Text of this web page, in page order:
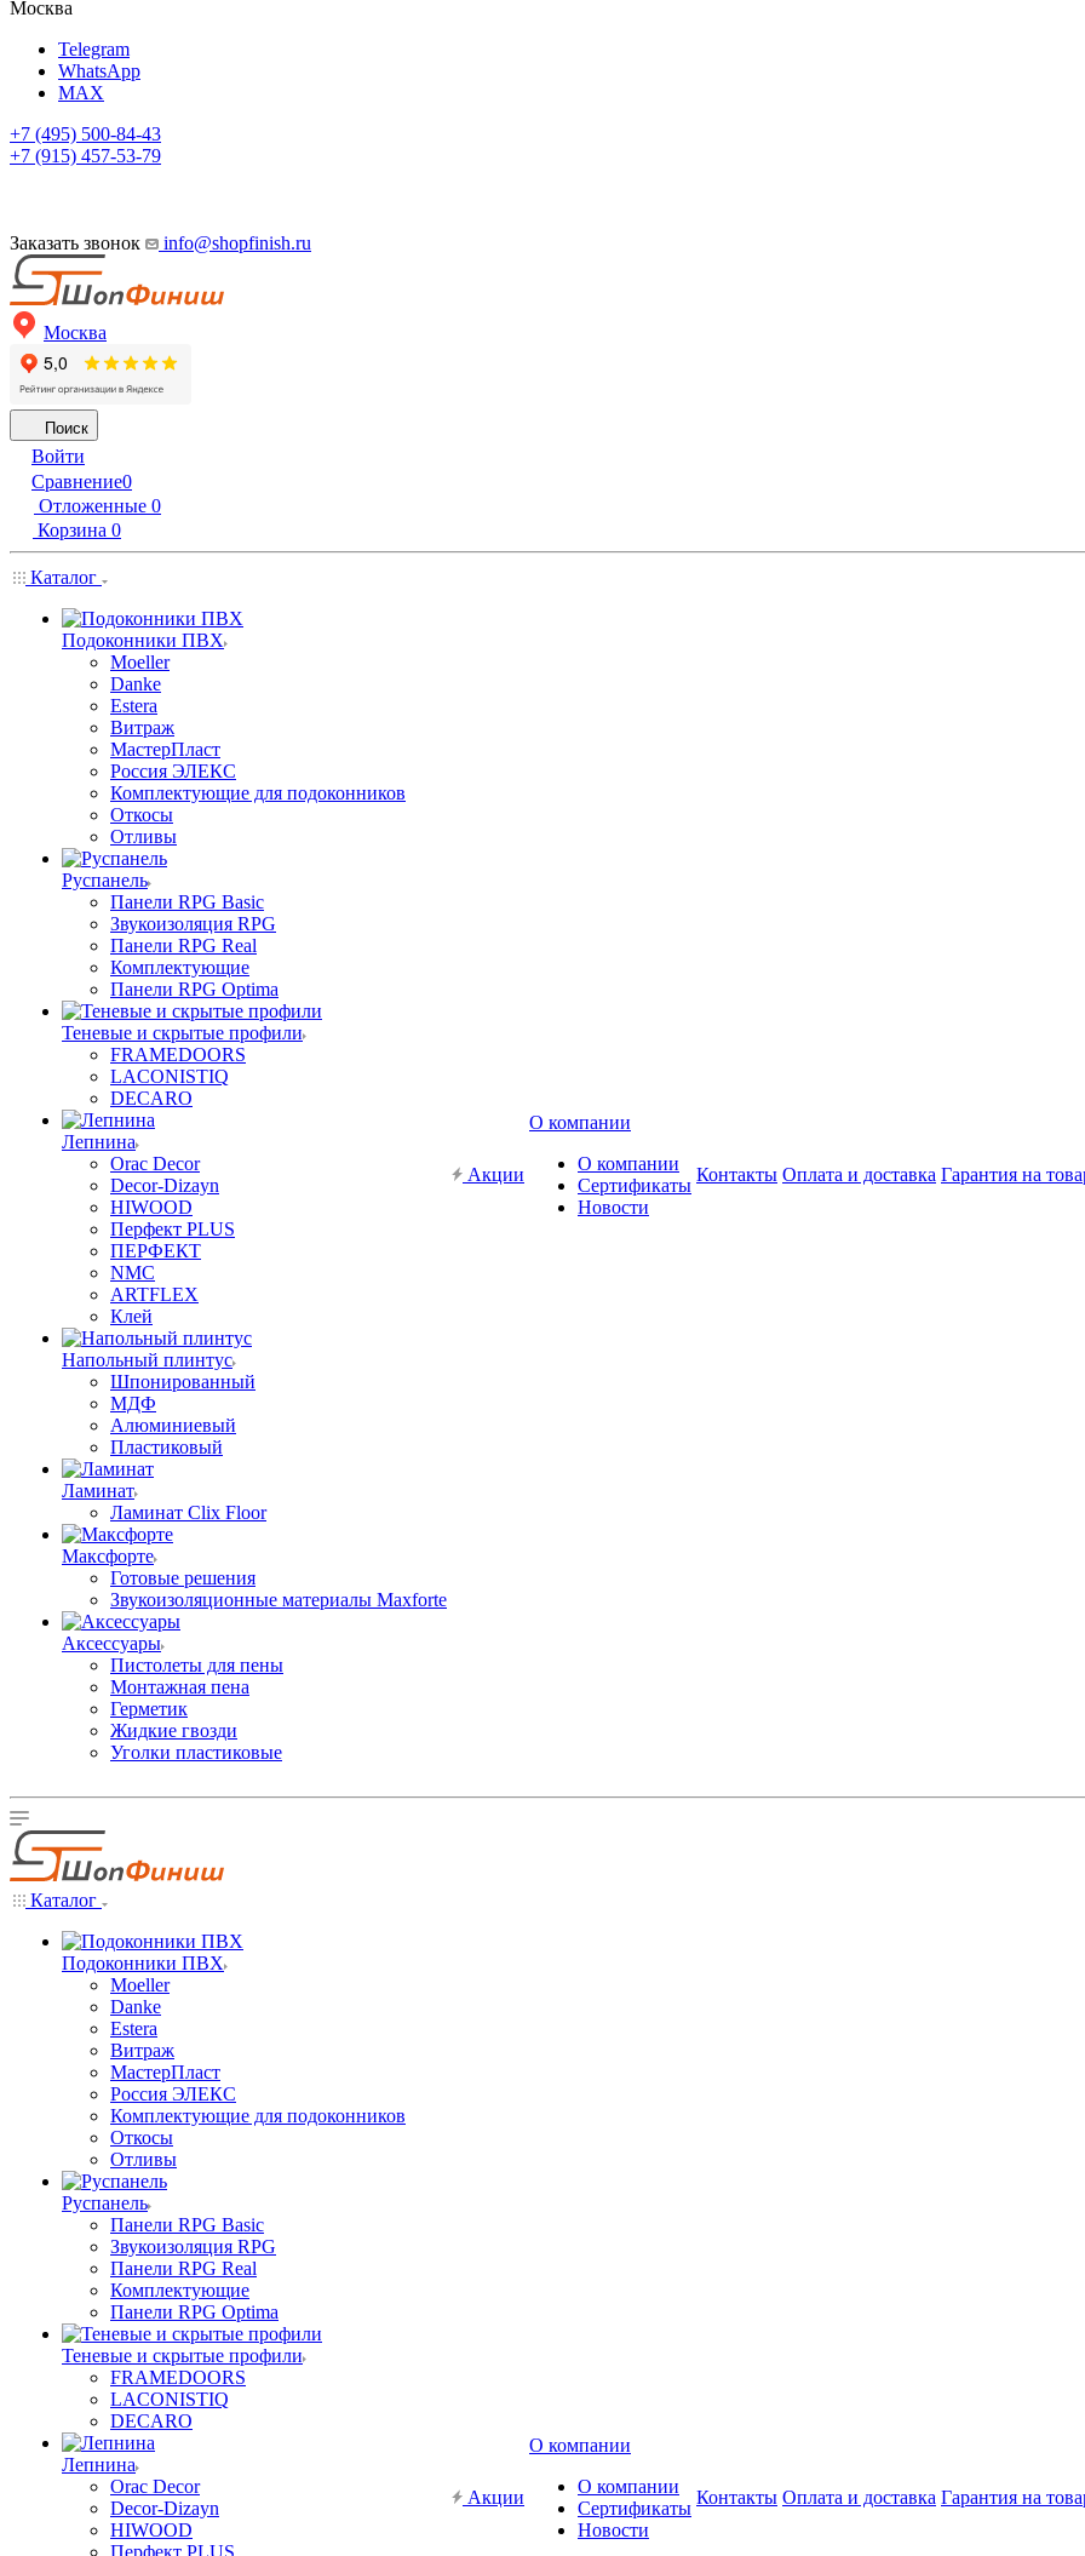
Москва
Telegram
WhatsApp
MAX
+7 (495) 500-84-43
+7 (915) 457-53-79
Заказать звонок info@shopfinish.ru
Москва
Поиск
Войти
Сравнение0
Отложенные 0
Корзина 0
Каталог
Подоконники ПВХ
Moeller
Danke
Estera
Витраж
МастерПласт
Россия ЭЛЕКС
Комплектующие для подоконников
Откосы
Отливы
Руспанель
Панели RPG Basic
Звукоизоляция RPG
Панели RPG Real
Комплектующие
Панели RPG Optima
Теневые и скрытые профили
FRAMEDOORS
LACONISTIQ
DECARO
Лепнина
Orac Decor
Decor-Dizayn
HIWOOD
Перфект PLUS
ПЕРФЕКТ
NMC
ARTFLEX
Клей
Напольный плинтус
Шпонированный
МДФ
Алюминиевый
Пластиковый
Ламинат
Ламинат Clix Floor
Максфорте
Готовые решения
Звукоизоляционные материалы Maxforte
Аксессуары
Пистолеты для пены
Монтажная пена
Герметик
Жидкие гвозди
Уголки пластиковые
Акции
О компании
О компании
Сертификаты
Новости
Контакты Оплата и доставка Гарантия на
Каталог
Подоконники ПВХ
Moeller
Danke
Estera
Витраж
МастерПласт
Россия ЭЛЕКС
Комплектующие для подоконников
Откосы
Отливы
Руспанель
Панели RPG Basic
Звукоизоляция RPG
Панели RPG Real
Комплектующие
Панели RPG Optima
Теневые и скрытые профили
FRAMEDOORS
LACONISTIQ
DECARO
Лепнина
Orac Decor
Decor-Dizayn
HIWOOD
Перфект PLUS
Акции
О компании
О компании
Сертификаты
Новости
Контакты Оплата и доставка Гарантия на